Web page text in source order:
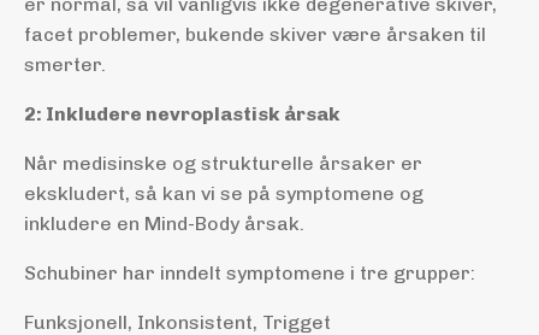
facet problemer, bukende skiver være årsaken til
smerter.
2: Inkludere nevroplastisk årsak
Når medisinske og strukturelle årsaker er
ekskludert, så kan vi se på symptomene og
inkludere en Mind-Body årsak.
Schubiner har inndelt symptomene i tre grupper:
Funksjonell, Inkonsistent, Trigget